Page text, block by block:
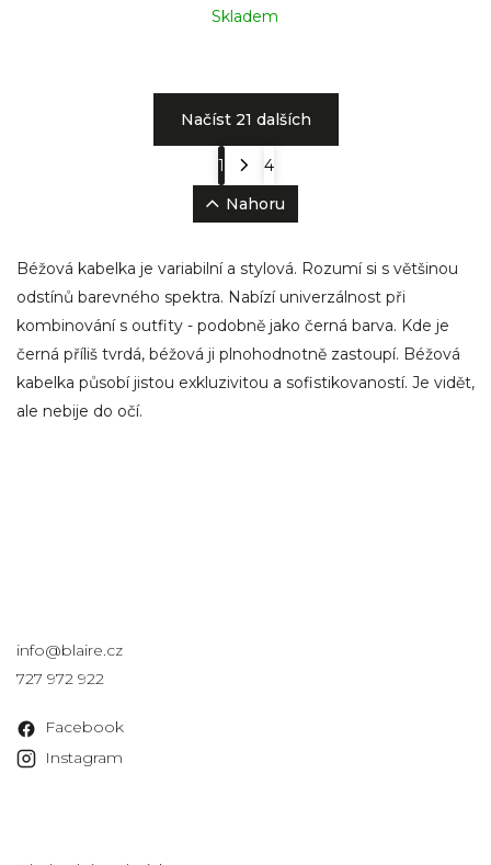
Skladem
Načíst 21 dalších
1
4
Nahoru
Béžová kabelka je variabilní a stylová. Rozumí si s většinou
odstínů barevného spektra. Nabízí univerzálnost při
kombinování s outfity - podobně jako černá barva. Kde je
černá příliš tvrdá, béžová ji plnohodnotně zastoupí. Béžová
kabelka působí jistou exkluzivitou a sofistikovaností. Je vidět,
ale nebije do očí.
info@blaire.cz
727 972 922
Facebook
Instagram